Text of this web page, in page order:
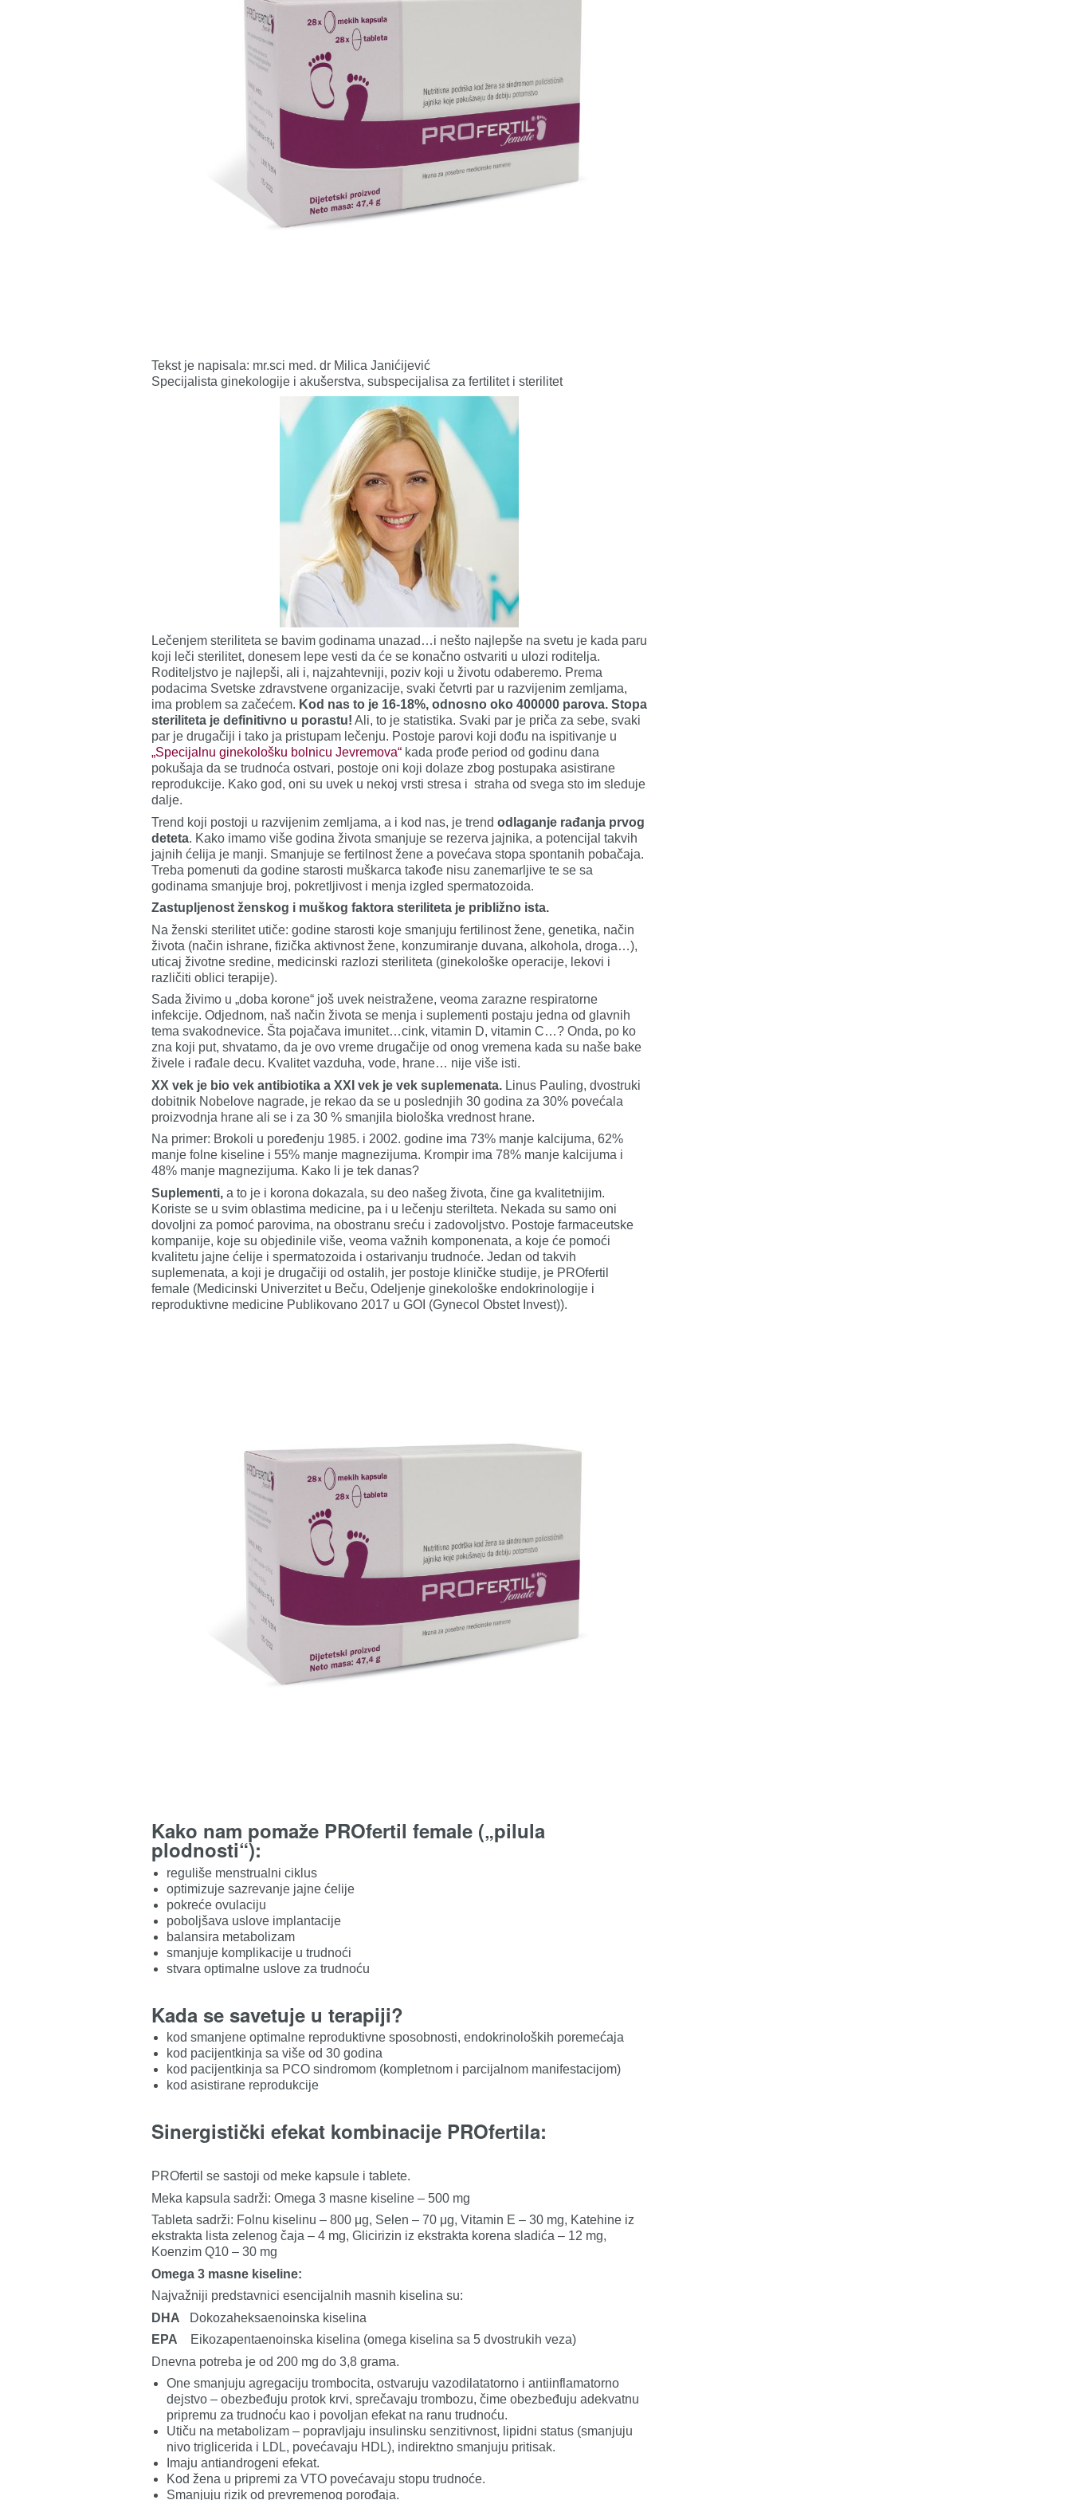
Tekst je napisala: mr.sci med. dr Milica Janićijević
Specijalista ginekologije i akušerstva, subspecijalisa za fertilitet i sterilitet
Lečenjem steriliteta se bavim godinama unazad…i nešto najlepše na svetu je kada paru
koji leči sterilitet, donesem lepe vesti da će se konačno ostvariti u ulozi roditelja.
Roditeljstvo je najlepši, ali i, najzahtevniji, poziv koji u životu odaberemo. Prema
podacima Svetske zdravstvene organizacije, svaki četvrti par u razvijenim zemljama,
ima problem sa začećem. Kod nas to je 16-18%, odnosno oko 400000 parova. Stopa
steriliteta je definitivno u porastu! Ali, to je statistika. Svaki par je priča za sebe, svaki
par je drugačiji i tako ja pristupam lečenju. Postoje parovi koji dođu na ispitivanje u
„Specijalnu ginekološku bolnicu Jevremova“ kada prođe period od godinu dana
pokušaja da se trudnoća ostvari, postoje oni koji dolaze zbog postupaka asistirane
reprodukcije. Kako god, oni su uvek u nekoj vrsti stresa i straha od svega sto im sleduje
dalje.
Trend koji postoji u razvijenim zemljama, a i kod nas, je trend odlaganje rađanja prvog
deteta. Kako imamo više godina života smanjuje se rezerva jajnika, a potencijal takvih
jajnih ćelija je manji. Smanjuje se fertilnost žene a povećava stopa spontanih pobačaja.
Treba pomenuti da godine starosti muškarca takođe nisu zanemarljive te se sa
godinama smanjuje broj, pokretljivost i menja izgled spermatozoida.
Zastupljenost ženskog i muškog faktora steriliteta je približno ista.
Na ženski sterilitet utiče: godine starosti koje smanjuju fertilinost žene, genetika, način
života (način ishrane, fizička aktivnost žene, konzumiranje duvana, alkohola, droga…),
uticaj životne sredine, medicinski razlozi steriliteta (ginekološke operacije, lekovi i
različiti oblici terapije).
Sada živimo u „doba korone“ još uvek neistražene, veoma zarazne respiratorne
infekcije. Odjednom, naš način života se menja i suplementi postaju jedna od glavnih
tema svakodnevice. Šta pojačava imunitet…cink, vitamin D, vitamin C…? Onda, po ko
zna koji put, shvatamo, da je ovo vreme drugačije od onog vremena kada su naše bake
živele i rađale decu. Kvalitet vazduha, vode, hrane… nije više isti.
XX vek je bio vek antibiotika a XXI vek je vek suplemenata. Linus Pauling, dvostruki
dobitnik Nobelove nagrade, je rekao da se u poslednjih 30 godina za 30% povećala
proizvodnja hrane ali se i za 30 % smanjila biološka vrednost hrane.
Na primer: Brokoli u poređenju 1985. i 2002. godine ima 73% manje kalcijuma, 62%
manje folne kiseline i 55% manje magnezijuma. Krompir ima 78% manje kalcijuma i
48% manje magnezijuma. Kako li je tek danas?
Suplementi, a to je i korona dokazala, su deo našeg života, čine ga kvalitetnijim.
Koriste se u svim oblastima medicine, pa i u lečenju sterilteta. Nekada su samo oni
dovoljni za pomoć parovima, na obostranu sreću i zadovoljstvo. Postoje farmaceutske
kompanije, koje su objedinile više, veoma važnih komponenata, a koje će pomoći
kvalitetu jajne ćelije i spermatozoida i ostarivanju trudnoće. Jedan od takvih
suplemenata, a koji je drugačiji od ostalih, jer postoje kliničke studije, je PROfertil
female (Medicinski Univerzitet u Beču, Odeljenje ginekološke endokrinologije i
reproduktivne medicine Publikovano 2017 u GOI (Gynecol Obstet Invest)).
Kako nam pomaže PROfertil female („pilula
plodnosti“):
reguliše menstrualni ciklus
optimizuje sazrevanje jajne ćelije
pokreće ovulaciju
poboljšava uslove implantacije
balansira metabolizam
smanjuje komplikacije u trudnoći
stvara optimalne uslove za trudnoću
Kada se savetuje u terapiji?
kod smanjene optimalne reproduktivne sposobnosti, endokrinoloških poremećaja
kod pacijentkinja sa više od 30 godina
kod pacijentkinja sa PCO sindromom (kompletnom i parcijalnom manifestacijom)
kod asistirane reprodukcije
Sinergistički efekat kombinacije PROfertila:
PROfertil se sastoji od meke kapsule i tablete.
Meka kapsula sadrži: Omega 3 masne kiseline – 500 mg
Tableta sadrži: Folnu kiselinu – 800 μg, Selen – 70 μg, Vitamin E – 30 mg, Katehine iz
ekstrakta lista zelenog čaja – 4 mg, Glicirizin iz ekstrakta korena sladića – 12 mg,
Koenzim Q10 – 30 mg
Omega 3 masne kiseline:
Najvažniji predstavnici esencijalnih masnih kiselina su:
DHA
Dokozaheksaenoinska kiselina
EPA
Eikozapentaenoinska kiselina (omega kiselina sa 5 dvostrukih veza)
Dnevna potreba je od 200 mg do 3,8 grama.
One smanjuju agregaciju trombocita, ostvaruju vazodilatatorno i antiinflamatorno
dejstvo – obezbeđuju protok krvi, sprečavaju trombozu, čime obezbeđuju adekvatnu
pripremu za trudnoću kao i povoljan efekat na ranu trudnoću.
Utiču na metabolizam – popravljaju insulinsku senzitivnost, lipidni status (smanjuju
nivo triglicerida i LDL, povećavaju HDL), indirektno smanjuju pritisak.
Imaju antiandrogeni efekat.
Kod žena u pripremi za VTO povećavaju stopu trudnoće.
Smanjuju rizik od prevremenog porođaja.